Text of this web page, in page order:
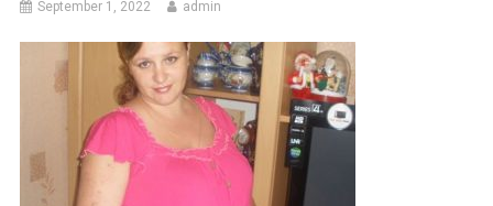
September 1, 2022 admin